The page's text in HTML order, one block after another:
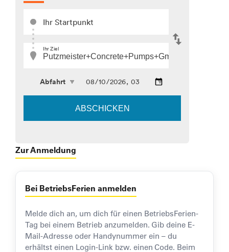
Zur Anmeldung
Bei BetriebsFerien anmelden
Melde dich an, um dich für einen BetriebsFerien-
Tag bei einem Betrieb anzumelden. Gib deine E-
Mail-Adresse oder Handynummer ein – du
erhältst einen Login-Link bzw. einen Code. Beim